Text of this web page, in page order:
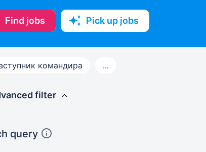
Find jobs Pick up jobs
командира ...
filter
query